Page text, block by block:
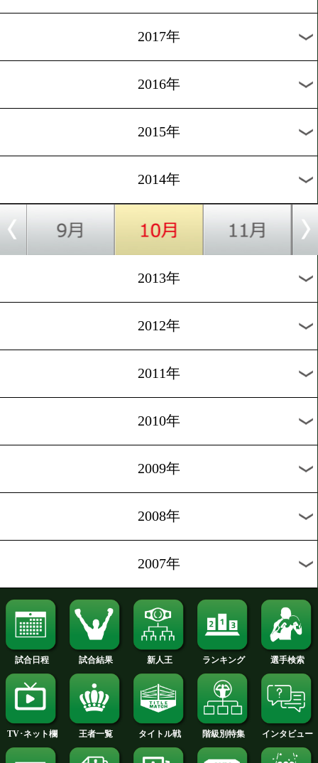
2020年
2018年
2016年
2015年
2014年
2013年
2012年
2011年
2010年
2009年